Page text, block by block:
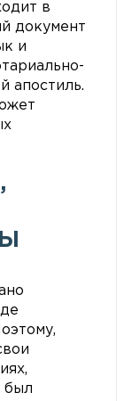
в
документ
и
апостиль.
был